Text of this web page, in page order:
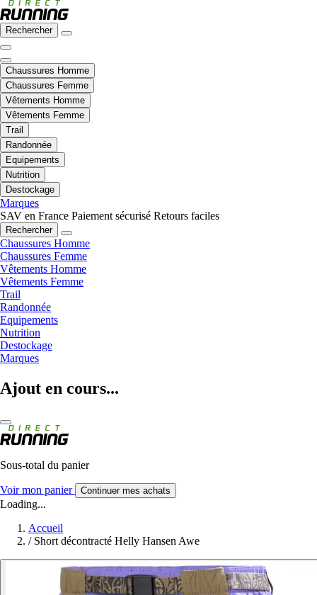
Rechercher
Chaussures Homme
Chaussures Femme
Vêtements Homme
Vêtements Femme
Trail
Randonnée
Equipements
Nutrition
Destockage
Marques
SAV en France Paiement sécurisé Retours faciles
Rechercher
Chaussures Homme
Chaussures Femme
Vêtements Homme
Vêtements Femme
Trail
Randonnée
Equipements
Nutrition
Destockage
Marques
Ajout en cours...
Sous-total du panier
Voir mon panier Continuer mes achats
Loading...
Accueil
/ Short décontracté Helly Hansen Awe